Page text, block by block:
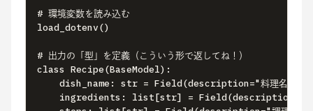
# 環境変数を読み込む
load_dotenv()
# 出力の「型」を定義（こういう形で返してね！）
class Recipe(BaseModel):
    dish_name: str = Field(description="料理名")
ingredients: list[str] = Field(description="材